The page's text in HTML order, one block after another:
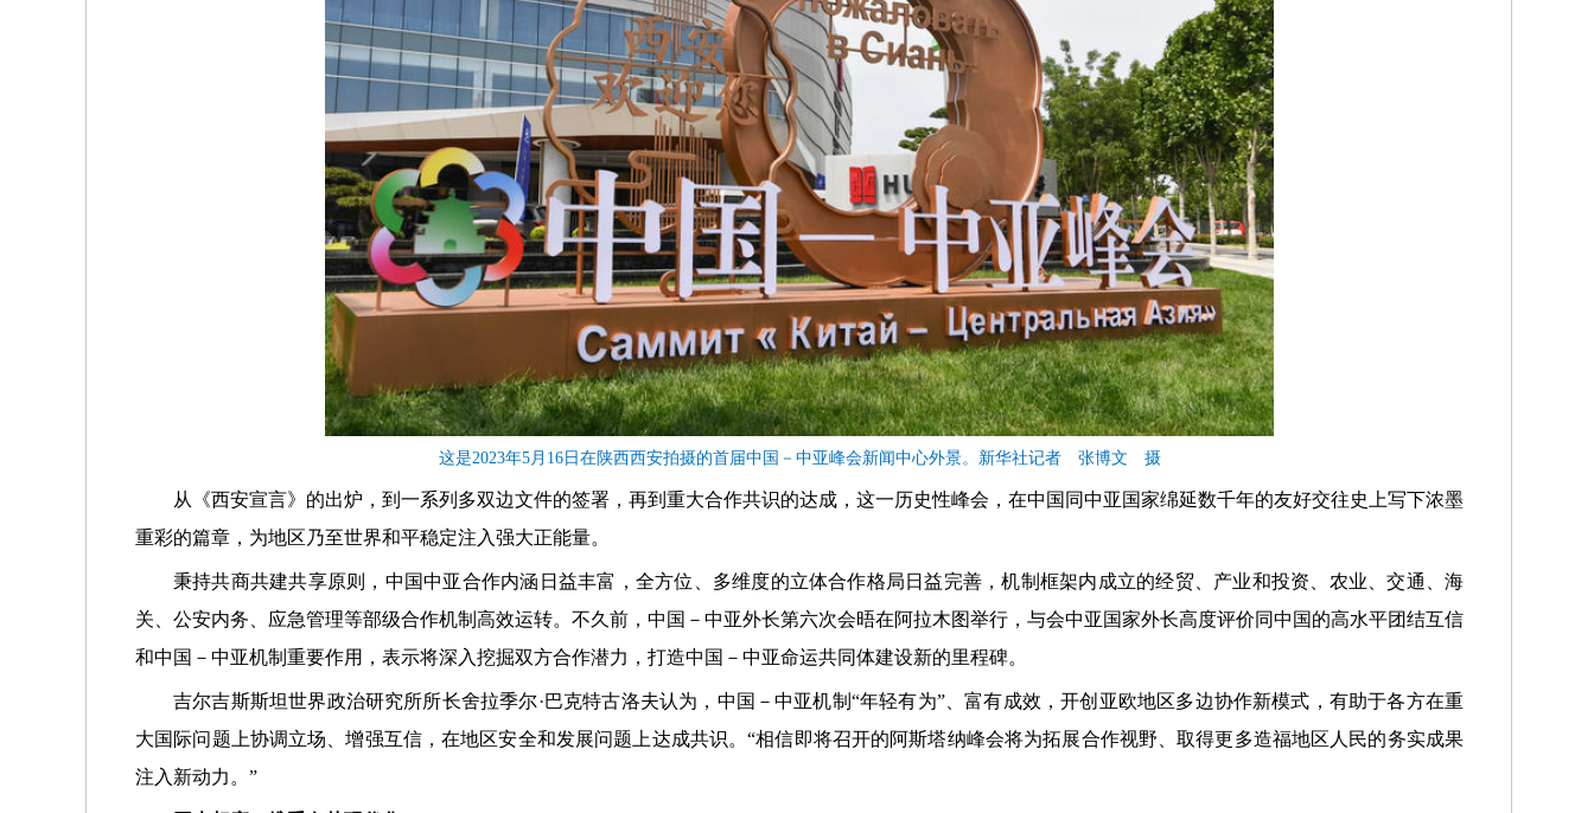
这是2023年5月16日在陕西西安拍摄的首届中国－中亚峰会新闻中心外景。新华社记者 张博文 摄
从《西安宣言》的出炉，到一系列多双边文件的签署，再到重大合作共识的达成，这一历史性峰会，在中国同中亚国家绵延数千年的友好交往史上写下浓墨
重彩的篇章，为地区乃至世界和平稳定注入强大正能量。
秉持共商共建共享原则，中国中亚合作内涵日益丰富，全方位、多维度的立体合作格局日益完善，机制框架内成立的经贸、产业和投资、农业、交通、海
关、公安内务、应急管理等部级合作机制高效运转。不久前，中国－中亚外长第六次会晤在阿拉木图举行，与会中亚国家外长高度评价同中国的高水平团结互信
和中国－中亚机制重要作用，表示将深入挖掘双方合作潜力，打造中国－中亚命运共同体建设新的里程碑。
吉尔吉斯斯坦世界政治研究所所长舍拉季尔·巴克特古洛夫认为，中国－中亚机制“年轻有为”、富有成效，开创亚欧地区多边协作新模式，有助于各方在重
大国际问题上协调立场、增强互信，在地区安全和发展问题上达成共识。“相信即将召开的阿斯塔纳峰会将为拓展合作视野、取得更多造福地区人民的务实成果
注入新动力。”